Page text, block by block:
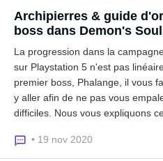
Archipierres & guide
boss dans Demon's
La progression dans la
sur Playstation 5 n'est pas
premier boss, Phalange, il vous
y aller afin de ne pas vous
difficiles. Nous vous expliquons
• 19 nov 2020